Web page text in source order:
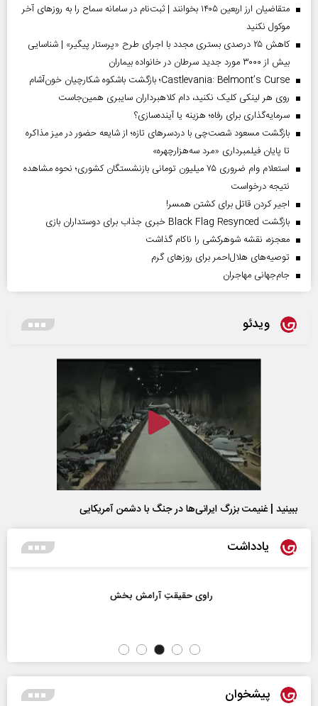
متقاضیان ارز اربعین ۱۴۰۵ بخوانند | ثبت‌نام در سامانه سماح را به روز‌های آخر
موکول نکنید
کاهش ۲۵ درصدی بستری مجدد با اجرای طرح «پرستار پیگیر» | شناسایی
بیش از ۳۰۰۰ مورد جدید سرطان در خانواده بیماران
Castlevania: Belmont’s Curse؛ بازگشت باشکوه شکارچیان خون‌آشام
روی هر لینکی کلیک نکنید، دام کلاهبرداران سایبری همین‌جاست
سرمایه‌گذاری برای رفاه؛ هزینه یا آینده‌سازی؟
بازگشت مسعود شصت‌چی با دردسر‌های تازه؛ از شایعه حضور در میز مذاکره
تا پایان فیلمبرداری «مرد سه‌هزارچهره»
استعلام وام ضروری ۷۵ میلیون تومانی بازنشستگان کشوری؛ نحوه مشاهده
نتیجه درخواست
اجیر کردن قاتل برای کشتن همسر!
بازگشت Black Flag Resynced خبری جذاب برای دوستداران بازی
معجزه، نقشه شوهرکشی را ناکام گذاشت
توصیه‌های هلال‌احمر برای روز‌های گرم
جام‌جهانی مهاجران
ویدئو
ببینید | غنیمت بزرگ ایرانی‌ها در جنگ با دشمن آمریکایی
یادداشت
راوی حقیقتِ آرامش‌ بخش
پیشخوان